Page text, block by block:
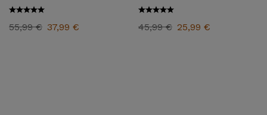
2024/25
55,99€ 37,99 € 45,99€ 25,99 €